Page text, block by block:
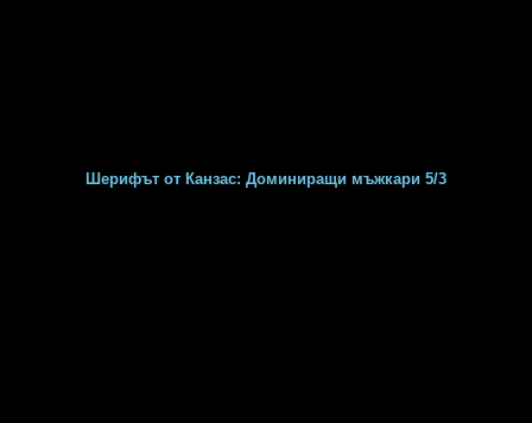
Шерифът от Канзас: Доминиращи мъжкари 5/3